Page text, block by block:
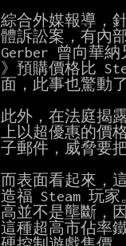
綜合外媒報導，
體訴訟案，有內
Gerber 曾向華納
》預購價格比
面，此事也驚動
此外，在法庭揭
上以超優惠的價
子郵件，威脅要
而表面看起來，
造福 Steam 玩家
高並不是壟斷，
這種超高市佔率